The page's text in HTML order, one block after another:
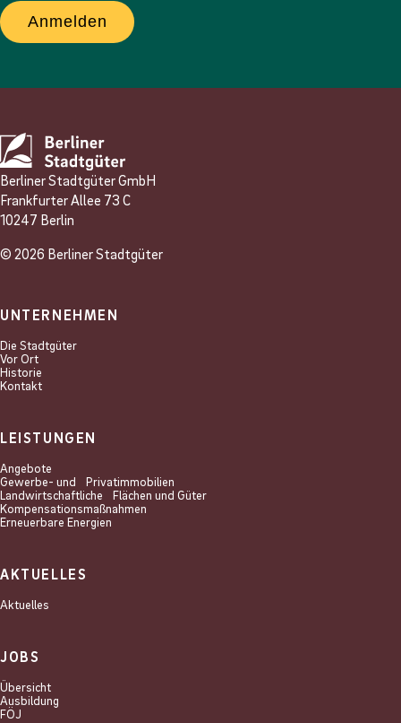
Anmelden
Berliner Stadtgüter GmbH
Frankfurter Allee 73 C
10247 Berlin
© 2026 Berliner Stadtgüter
UNTERNEHMEN
Die Stadtgüter
Vor Ort
Historie
Kontakt
LEISTUNGEN
Angebote
Gewerbe- und Privat­immobilien
Landwirtschaftliche Flächen und Güter
Kompensations­maßnahmen
Erneuerbare Energien
AKTUELLES
Aktuelles
JOBS
Übersicht
Ausbildung
FÖJ